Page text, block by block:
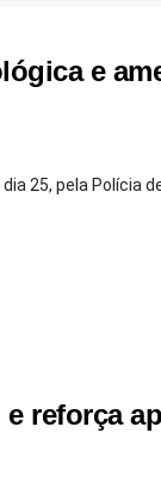
e
25, pela Polícia
reforça